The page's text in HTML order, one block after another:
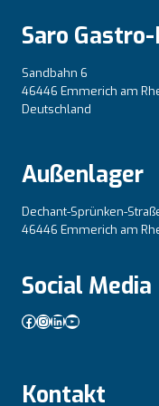
Saro
Sandbahn 6
46446 Emmerich am
Deutschland
Außenlager
Dechant-Sprünken-
46446 Emmerich am
Social Media
Facebook
Instagram
LinkedIn
YouTube
Kontakt